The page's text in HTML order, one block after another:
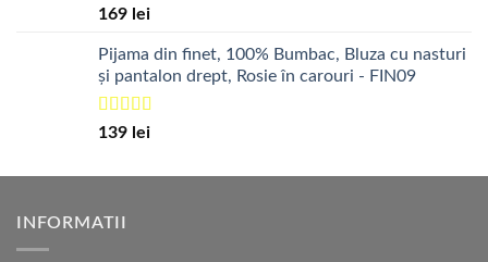
Evaluat la
169 lei
Pijama din finet, 100% Bumbac, Bluza cu nasturi
și pantalon drept, Rosie în carouri - FIN09
Evaluat la
139 lei
INFORMATII